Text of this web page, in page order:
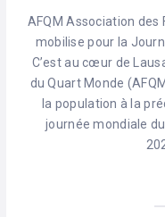
AFQM Association des
mobilise pour la
C’est au cœur de
du Quart Monde
la population à la
journée mondiale